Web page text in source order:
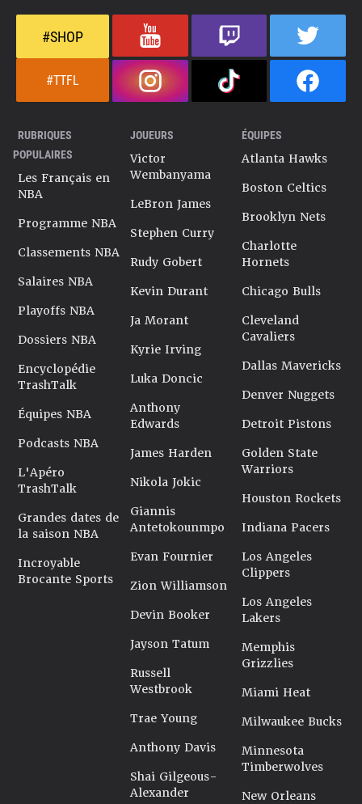
#SHOP
#TTFL
RUBRIQUES
POPULAIRES
Les Français en
NBA
Programme NBA
Classements NBA
Salaires NBA
Playoffs NBA
Dossiers NBA
Encyclopédie
TrashTalk
Équipes NBA
Podcasts NBA
L'Apéro
TrashTalk
Grandes dates de
la saison NBA
Incroyable
Brocante Sports
JOUEURS
Victor
Wembanyama
LeBron James
Stephen Curry
Rudy Gobert
Kevin Durant
Ja Morant
Kyrie Irving
Luka Doncic
Anthony
Edwards
James Harden
Nikola Jokic
Giannis
Antetokounmpo
Evan Fournier
Zion Williamson
Devin Booker
Jayson Tatum
Russell
Westbrook
Trae Young
Anthony Davis
Shai Gilgeous-
Alexander
ÉQUIPES
Atlanta Hawks
Boston Celtics
Brooklyn Nets
Charlotte
Hornets
Chicago Bulls
Cleveland
Cavaliers
Dallas Mavericks
Denver Nuggets
Detroit Pistons
Golden State
Warriors
Houston Rockets
Indiana Pacers
Los Angeles
Clippers
Los Angeles
Lakers
Memphis
Grizzlies
Miami Heat
Milwaukee Bucks
Minnesota
Timberwolves
New Orleans